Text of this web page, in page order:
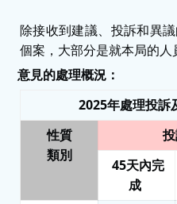
除接收到建議、投訴和異
個案，大部分是就本局的人
意見的處理概況：
2025年處理投訴
性質
類別
45天內完
成